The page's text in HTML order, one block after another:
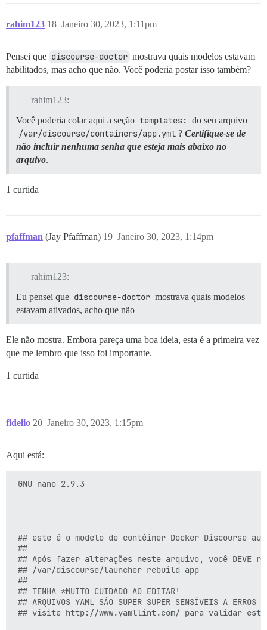
/dev/vda1        78G   60G   18G  78% /shared
==================== DISK INFORMATION
Disk /dev/vda: 80 GiB, 85899345920 bytes, 167772160
Units: sectors of 1 * 512 = 512 bytes
I/O size (minimum/optimal): 512 bytes / 512 bytes
Disk identifier: C1F9A1FE-534C-4DAC-9299-5CC180C29DCE
Device      Start       End   Sectors  Size Type
/dev/vda1  227328 167772126 167544799 79.9G Linux
/dev/vda14   2048     10239      8192    4M BIOS boot
Partition table entries are not in disk order.
rahim123 Janeiro 30, 2023, 1:11pm
18
Pensei que discourse-doctor mostrava quais modelos estavam
habilitados, mas acho que não. Você poderia postar isso também?
rahim123:
Você poderia colar aqui a seção templates: do seu arquivo
/var/discourse/containers/app.yml ? Certifique-se de
não incluir nenhuma senha que esteja mais abaixo no
arquivo.
1 curtida
pfaffman (Jay Pfaffman) Janeiro 30, 2023, 1:14pm
19
rahim123:
Eu pensei que discourse-doctor mostrava quais modelos
estavam ativados, acho que não
Ele não mostra. Embora pareça uma boa ideia, esta é a primeira vez
que me lembro que isso foi importante.
1 curtida
fidelio Janeiro 30, 2023, 1:15pm
20
Aqui está:
GNU nano 2.9.3
## este é o modelo de contêiner Docker Discourse
##
## Após fazer alterações neste arquivo, você DEVE
## /var/discourse/launcher rebuild app
##
## TENHA *MUITO CUIDADO AO EDITAR!
## ARQUIVOS YAML SÃO SUPER SUPER SENSÍVEIS A ERROS
## visite http://www.yamllint.com/ para validar este